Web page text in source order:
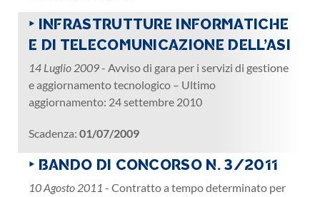
‣ INFRASTRUTTURE INFORMATICHE
E DI TELECOMUNICAZIONE DELL’ASI
14 Luglio 2009- Avviso di gara per i servizi di gestione
e aggiornamento tecnologico – Ultimo
aggiornamento: 24 settembre 2010
Scadenza: 01/07/2009
‣ BANDO DI CONCORSO N. 3/2011
10 Agosto 2011 - Contratto a tempo determinato per